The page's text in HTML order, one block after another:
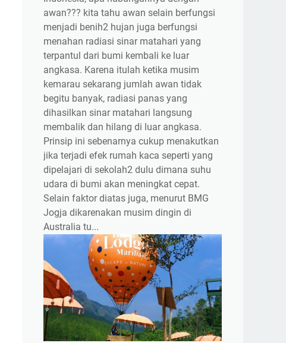
awan??? kita tahu awan selain berfungsi
menjadi benih2 hujan juga berfungsi
menahan radiasi sinar matahari yang
terpantul dari bumi kembali ke luar
angkasa. Karena itulah ketika musim
kemarau sekarang jumlah awan tidak
begitu banyak, radiasi panas yang
dihasilkan sinar matahari langsung
membalik dan hilang di luar angkasa.
Prinsip ini sebenarnya cukup menakutkan
jika terjadi efek rumah kaca seperti yang
dipelajari di sekolah2 dulu dimana suhu
udara di bumi akan meningkat cepat.
Selain faktor diatas juga, menurut BMG
Jogja dikarenakan musim dingin di
Australia tu...